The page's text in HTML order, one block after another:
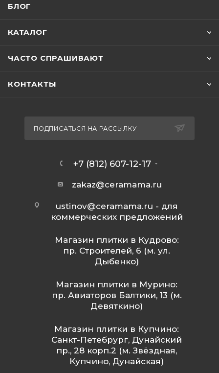
БЛОГ
КАТАЛОГ
ЧАСТО СПРАШИВАЮТ
КОНТАКТЫ
ПОДПИСАТЬСЯ НА РАССЫЛКУ
+7 (812) 607-12-17
zakaz@ceramama.ru
ustinov@ceramama.ru - для
коммерческих предложений
Магазин плитки в Кудрово:
пр. Строителей, 6 (м. ул.
Дыбенко)
Магазин плитки в Мурино:
пр. Авиаторов Балтики, 13 (м.
Девяткино)
Магазин плитки в Купчино:
Санкт-Петебрург, Дунайский
пр., 28 корп.2 (м. Звёздная,
Купчино, Дунайская)